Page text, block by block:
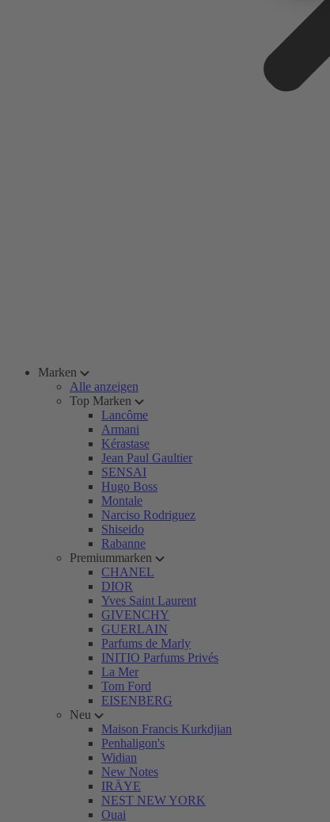
Marken
Alle anzeigen
Top Marken
Lancôme
Armani
Kérastase
Jean Paul Gaultier
SENSAI
Hugo Boss
Montale
Narciso Rodriguez
Shiseido
Rabanne
Premiummarken
CHANEL
DIOR
Yves Saint Laurent
GIVENCHY
GUERLAIN
Parfums de Marly
INITIO Parfums Privés
La Mer
Tom Ford
EISENBERG
Neu
Maison Francis Kurkdjian
Penhaligon's
Widian
New Notes
IRÄYE
NEST NEW YORK
Ouai